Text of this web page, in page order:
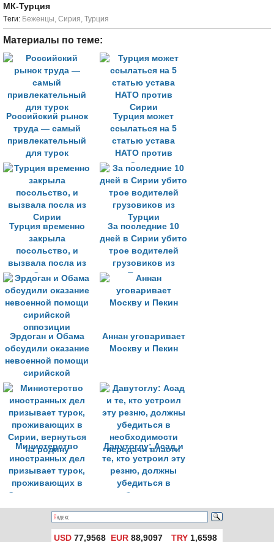
МК-Турция
Tеги: Беженцы, Сирия, Турция
Материалы по теме:
Российский рынок
труда — самый
привлекательный
для турок
Турция может
ссылаться на 5
статью устава
НАТО против
Сирии
Турция временно
закрыла
посольство, и
вызвала посла из
Сирии
За последние 10
дней в Сирии убито
трое водителей
грузовиков из
Турции
Эрдоган и Обама
обсудили оказание
невоенной помощи
сирийской
оппозиции
Аннан уговаривает
Москву и Пекин
Министерство
иностранных дел
призывает турок,
проживающих в
Сирии, вернуться
на родину
Давутоглу: Асад и
те, кто устроил эту
резню, должны
убедиться в
необходимости
передачи власти
USD 77,9568 EUR 88,9097 TRY1,6598